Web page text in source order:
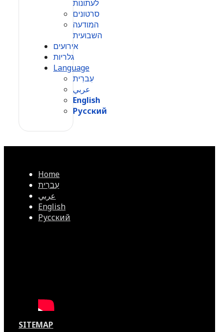
לעתונות
סרטונים
המודעה
השבועית
אירועים
גלריות
Language
עִברִית
عربي
English
Русский
Home
עִברִית
عربي
English
Русский
SITEMAP